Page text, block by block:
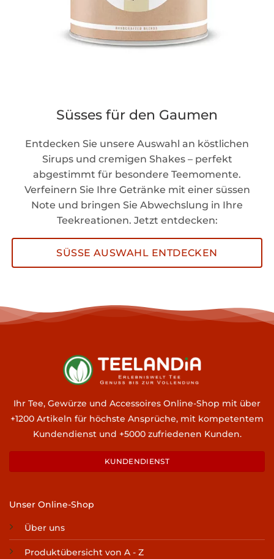
Süsses für den Gaumen
Entdecken Sie unsere Auswahl an köstlichen
Sirups und cremigen Shakes – perfekt
abgestimmt für besondere Teemomente.
Verfeinern Sie Ihre Getränke mit einer süssen
Note und bringen Sie Abwechslung in Ihre
Teekreationen. Jetzt entdecken:
SÜSSE AUSWAHL ENTDECKEN
Ihr Tee, Gewürze und Accessoires Online-Shop mit über
+1200 Artikeln für höchste Ansprüche, mit kompetentem
Kundendienst und +5000 zufriedenen Kunden.
KUNDENDIENST
Unser Online-Shop
Über uns
Produktübersicht von A - Z